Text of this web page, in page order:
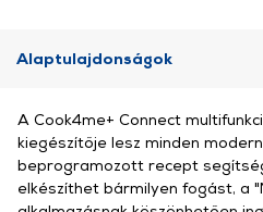
Alaptulajdonságok
A Cook4me+ Connect
kiegészítője lesz minden
beprogramozott recept
elkészíthet bármilyen fogást, a